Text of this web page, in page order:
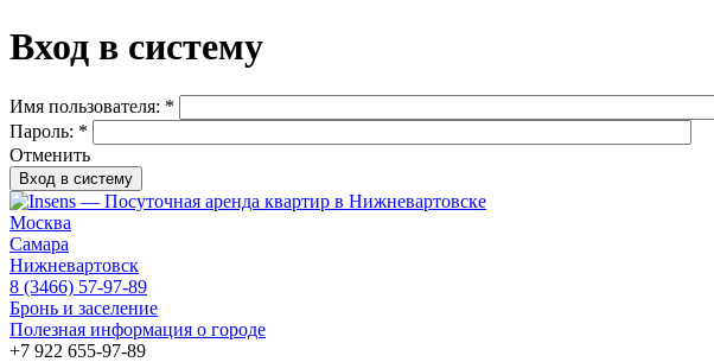
Вход в систему
Имя пользователя: *
Пароль: *
Отменить
Москва
Самара
Нижневартовск
8 (3466) 57-97-89
Бронь и заселение
Полезная информация о городе
+7 922 655-97-89